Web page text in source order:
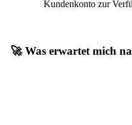
Kundenkonto zur
🚀 Was erwartet mich